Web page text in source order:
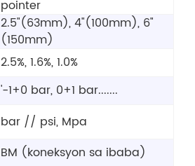
pointer
2.5"(63mm), 4"(100mm), 6"
(150mm)
2.5%, 1.6%, 1.0%
'-1+0 bar, 0+1 bar.......
bar // psi, Mpa
BM (koneksyon sa ibaba)